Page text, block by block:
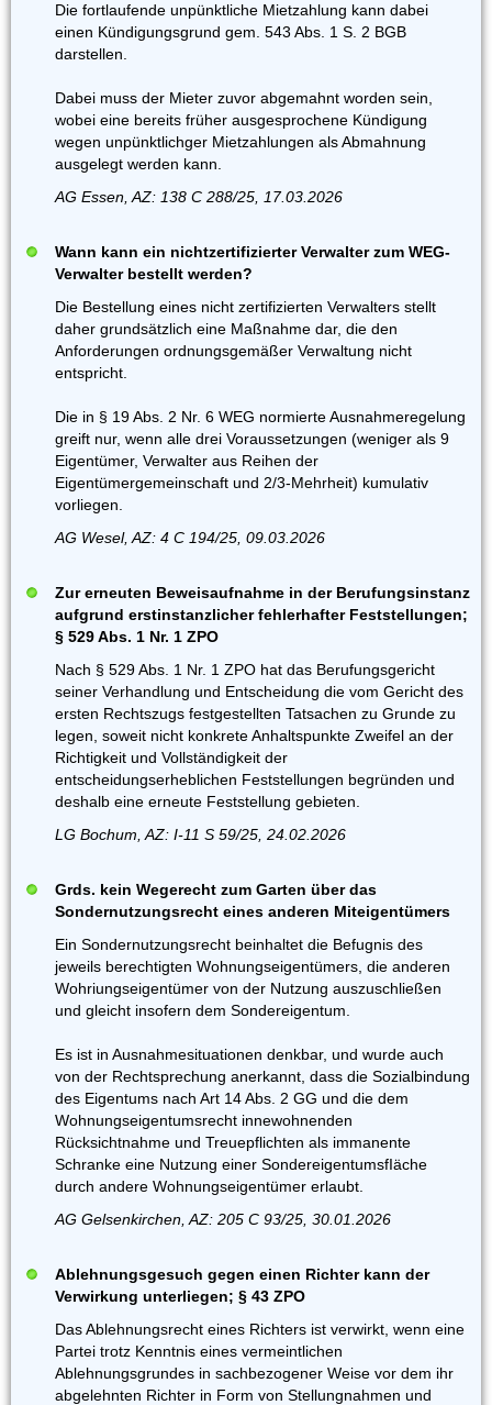
Die fortlaufende unpünktliche Mietzahlung kann dabei
einen Kündigungsgrund gem. 543 Abs. 1 S. 2 BGB
darstellen.
Dabei muss der Mieter zuvor abgemahnt worden sein,
wobei eine bereits früher ausgesprochene Kündigung
wegen unpünktlichger Mietzahlungen als Abmahnung
ausgelegt werden kann.
AG Essen, AZ: 138 C 288/25, 17.03.2026
Wann kann ein nichtzertifizierter Verwalter zum WEG-
Verwalter bestellt werden?
Die Bestellung eines nicht zertifizierten Verwalters stellt
daher grundsätzlich eine Maßnahme dar, die den
Anforderungen ordnungsgemäßer Verwaltung nicht
entspricht.
Die in § 19 Abs. 2 Nr. 6 WEG normierte Ausnahmeregelung
greift nur, wenn alle drei Voraussetzungen (weniger als 9
Eigentümer, Verwalter aus Reihen der
Eigentümergemeinschaft und 2/3-Mehrheit) kumulativ
vorliegen.
AG Wesel, AZ: 4 C 194/25, 09.03.2026
Zur erneuten Beweisaufnahme in der Berufungsinstanz
aufgrund erstinstanzlicher fehlerhafter Feststellungen;
§ 529 Abs. 1 Nr. 1 ZPO
Nach § 529 Abs. 1 Nr. 1 ZPO hat das Berufungsgericht
seiner Verhandlung und Entscheidung die vom Gericht des
ersten Rechtszugs festgestellten Tatsachen zu Grunde zu
legen, soweit nicht konkrete Anhaltspunkte Zweifel an der
Richtigkeit und Vollständigkeit der
entscheidungserheblichen Feststellungen begründen und
deshalb eine erneute Feststellung gebieten.
LG Bochum, AZ: I-11 S 59/25, 24.02.2026
Grds. kein Wegerecht zum Garten über das
Sondernutzungsrecht eines anderen Miteigentümers
Ein Sondernutzungsrecht beinhaltet die Befugnis des
jeweils berechtigten Wohnungseigentümers, die anderen
Wohriungseigentümer von der Nutzung auszuschließen
und gleicht insofern dem Sondereigentum.
Es ist in Ausnahmesituationen denkbar, und wurde auch
von der Rechtsprechung anerkannt, dass die Sozialbindung
des Eigentums nach Art 14 Abs. 2 GG und die dem
Wohnungseigentumsrecht innewohnenden
Rücksichtnahme und Treuepflichten als immanente
Schranke eine Nutzung einer SondereigentumsfIäche
durch andere Wohnungseigentümer erlaubt.
AG Gelsenkirchen, AZ: 205 C 93/25, 30.01.2026
Ablehnungsgesuch gegen einen Richter kann der
Verwirkung unterliegen; § 43 ZPO
Das Ablehnungsrecht eines Richters ist verwirkt, wenn eine
Partei trotz Kenntnis eines vermeintlichen
Ablehnungsgrundes in sachbezogener Weise vor dem ihr
abgelehnten Richter in Form von Stellungnahmen und